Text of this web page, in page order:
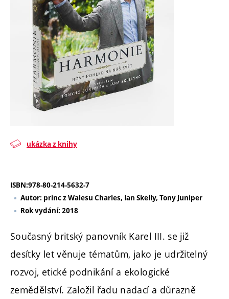
ukázka z knihy
ISBN:978-80-214-5632-7
Autor: princ z Walesu Charles, Ian Skelly, Tony Juniper
Rok vydání: 2018
Současný britský panovník Karel III. se již
desítky let věnuje tématům, jako je udržitelný
rozvoj, etické podnikání a ekologické
zemědělství. Založil řadu nadací a důrazně